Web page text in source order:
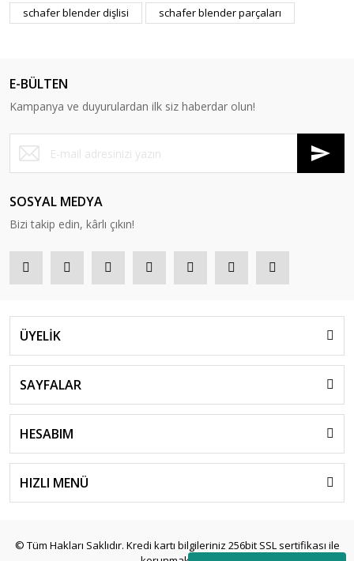
schafer blender dişlisi
schafer blender parçaları
E-BÜLTEN
Kampanya ve duyurulardan ilk siz haberdar olun!
SOSYAL MEDYA
Bizi takip edin, kârlı çıkın!
ÜYELİK
SAYFALAR
HESABIM
HIZLI MENÜ
© Tüm Hakları Saklıdır. Kredi kartı bilgileriniz 256bit SSL sertifikası ile